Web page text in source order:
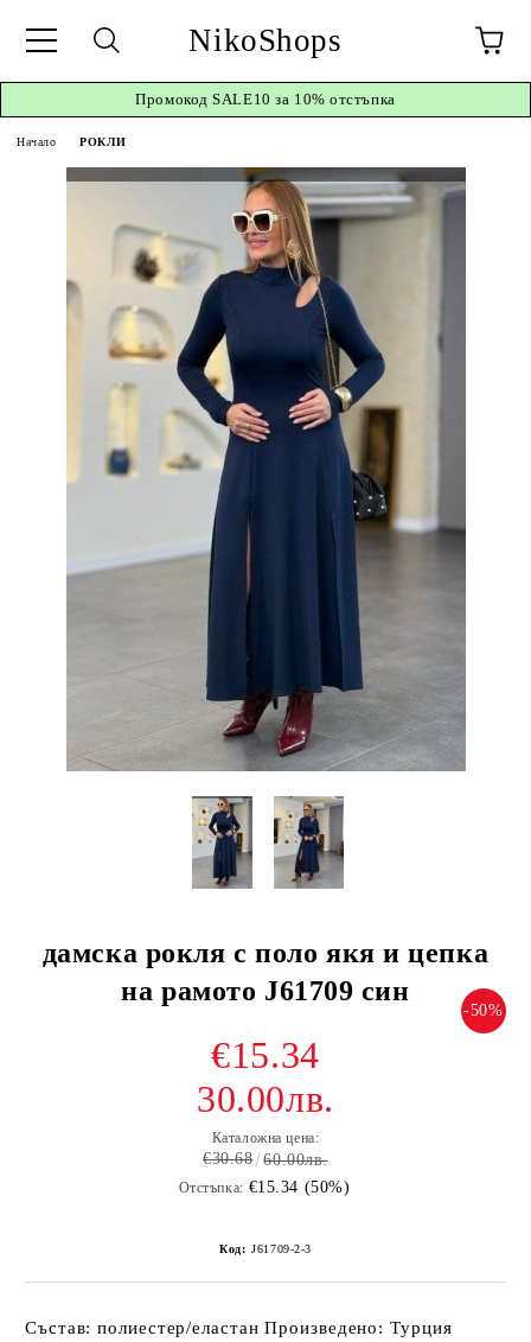
NikoShops
ПромокодSALE10 за 10% отстъпка
Начало РОКЛИ
дамска рокля с поло якя и цепка
на рамото J61709 син
-50%
€15.34
30.00лв.
Каталожна цена:
€30.68 60.00лв.
Отстъпка: €15.34 (50%)
Код: J61709-2-3
Състав: полиестер/еластан Произведено: Турция